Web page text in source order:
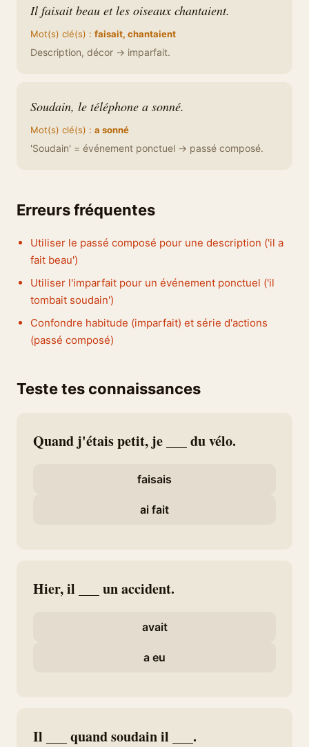
Il faisait beau et les oiseaux chantaient.
Mot(s) clé(s) : faisait, chantaient
Description, décor → imparfait.
Soudain, le téléphone a sonné.
Mot(s) clé(s) : a sonné
'Soudain' = événement ponctuel → passé composé.
Erreurs fréquentes
Utiliser le passé composé pour une description ('il a
fait beau')
Utiliser l'imparfait pour un événement ponctuel ('il
tombait soudain')
Confondre habitude (imparfait) et série d'actions
(passé composé)
Teste tes connaissances
Quand j'étais petit, je ___ du vélo.
faisais
ai fait
Hier, il ___ un accident.
avait
a eu
Il ___ quand soudain il ___.